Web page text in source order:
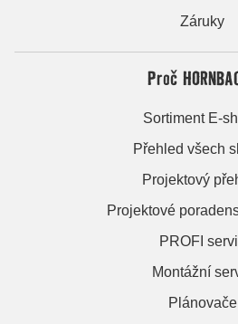
Záruky
Proč
Sortiment E-
Přehled všech
Projektový
Projektové
PROFI
Montážní
Plánovače